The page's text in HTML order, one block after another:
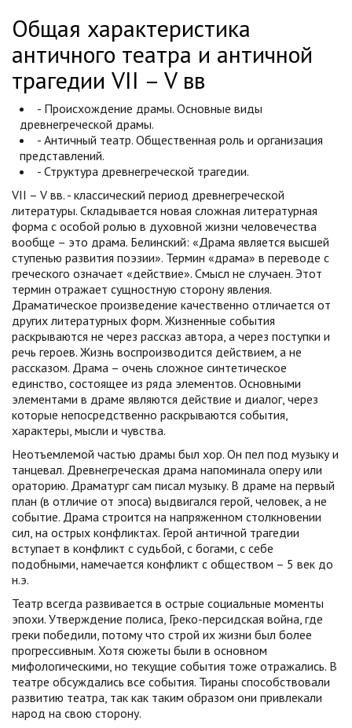
Общая характеристика
античного театра и античной
трагедии VII – V вв
- Происхождение драмы. Основные виды
древнегреческой драмы.
- Античный театр. Общественная роль и организация
представлений.
- Структура древнегреческой трагедии.
VII – V вв. - классический период древнегреческой
литературы. Складывается новая сложная литературная
форма с особой ролью в духовной жизни человечества
вообще – это драма. Белинский: «Драма является высшей
ступенью развития поэзии». Термин «драма» в переводе с
греческого означает «действие». Смысл не случаен. Этот
термин отражает сущностную сторону явления.
Драматическое произведение качественно отличается от
других литературных форм. Жизненные события
раскрываются не через рассказ автора, а через поступки и
речь героев. Жизнь воспроизводится действием, а не
рассказом. Драма – очень сложное синтетическое
единство, состоящее из ряда элементов. Основными
элементами в драме являются действие и диалог, через
которые непосредственно раскрываются события,
характеры, мысли и чувства.
Неотъемлемой частью драмы был хор. Он пел под музыку и
танцевал. Древнегреческая драма напоминала оперу или
ораторию. Драматург сам писал музыку. В драме на первый
план (в отличие от эпоса) выдвигался герой, человек, а не
событие. Драма строится на напряженном столкновении
сил, на острых конфликтах. Герой античной трагедии
вступает в конфликт с судьбой, с богами, с себе
подобными, намечается конфликт с обществом – 5 век до
н.э.
Театр всегда развивается в острые социальные моменты
эпохи. Утверждение полиса, Греко-персидская война, где
греки победили, потому что строй их жизни был более
прогрессивным. Хотя сюжеты были в основном
мифологическими, но текущие события тоже отражались. В
театре обсуждались все события. Тираны способствовали
развитию театра, так как таким образом они привлекали
народ на свою сторону.